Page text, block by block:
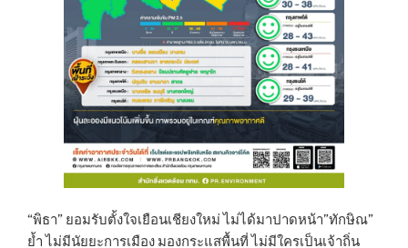
“พิธา” ยอมรับตั้งใจเยือนเชียงใหม่ ไม่ได้มาปาดหน้า”ทักษิณ”
ย้ำ ไม่มีนัยยะการเมือง มองกระแสพื้นที่ ไม่มีใครเป็นเจ้าถิ่น